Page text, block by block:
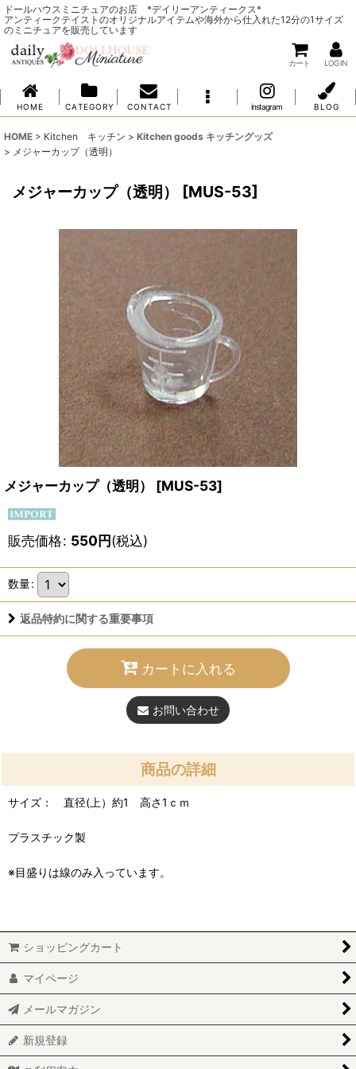
ドールハウスミニチュアのお店 *デイリーアンティークス*
アンティークテイストのオリジナルアイテムや海外から仕入れた12分の1サイズ
のミニチュアを販売しています
カート LOG IN
H O M E C A T E G O R Y C O N T A C T instagram B L O G
HOME > Kitchen キッチン > Kitchen goods キッチングッズ
> メジャーカップ（透明）
メジャーカップ（透明） [MUS-53]
メジャーカップ（透明） [MUS-53]
販売価格: 550円(税込)
数量:
返品特約に関する重要事項
カートに入れる
お問い合わせ
商品の詳細
サイズ： 直径(上）約1 高さ1ｃｍ
プラスチック製
※目盛りは線のみ入っています。
ショッピングカート
マイページ
メールマガジン
新規登録